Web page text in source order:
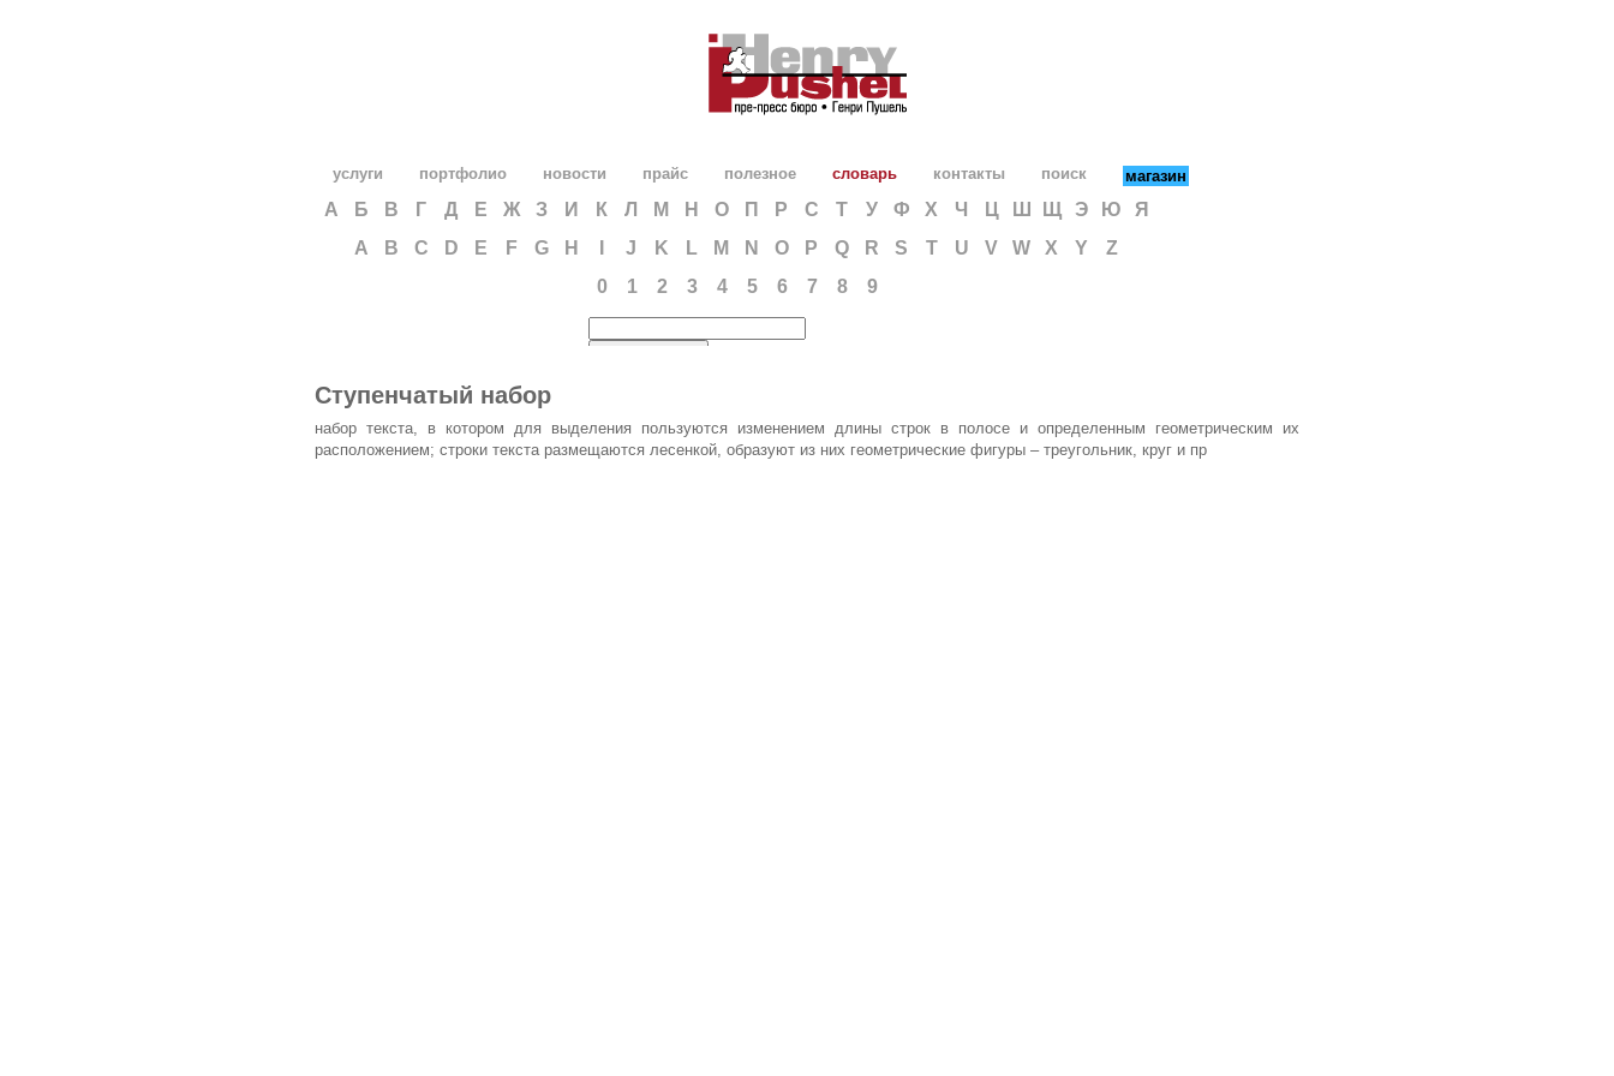
услуги портфолио новости прайс полезное словарь
А Б В Г Д Е Ж З И К Л М Н О П Р С Т У Ф Х Ч Ц Ш Щ Э Ю
Я
A
B C D E F G H J K L M N O P Q R S T U V W X Y
Z
0
1 2 3 4 5 6 7 8 9
контакты поиск магазин
Ступенчатый набор
набор текста, в котором для выделения пользуются изменением длины строк в полосе и определенным геометрическим их
расположением; строки текста размещаются лесенкой, образуют из них геометрические фигуры – треугольник, круг и пр